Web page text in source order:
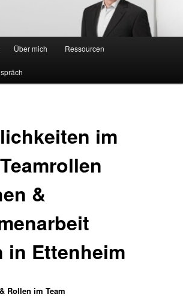
Über mich Ressourcen
im
&
in Ettenheim
Rollen im Team